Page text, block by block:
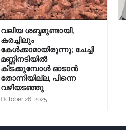
വലിയ ശബ്ദമുണ്ടായി,
കരച്ചിലും
കേൾക്കാമായിരുന്നു; ചേച്ചി
മണ്ണിനടിയിൽ
കിടക്കുമ്പോൾ ഓടാൻ
തോന്നിയില്ല, പിന്നെ
വഴിയടഞ്ഞു
October 26, 2025